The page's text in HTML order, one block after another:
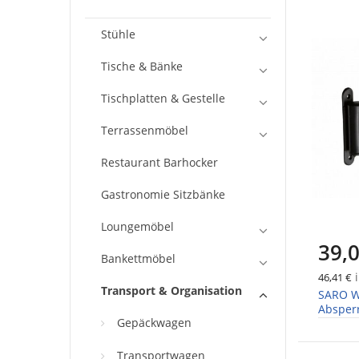
46,41 €
SARO
Stühle
Tische & Bänke
Tischplatten & Gestelle
Terrassenmöbel
Restaurant Barhocker
Gastronomie Sitzbänke
Loungemöbel
Bankettmöbel
Transport & Organisation
Gepäckwagen
Transportwagen